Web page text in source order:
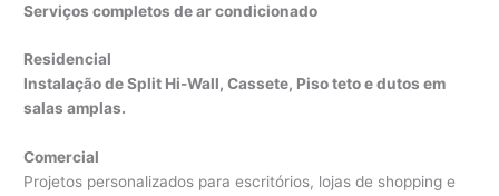
Serviços completos de ar condicionado
Residencial
Instalação de Split Hi-Wall, Cassete, Piso teto e dutos em
salas amplas.
Comercial
Projetos personalizados para escritórios, lojas de shopping e